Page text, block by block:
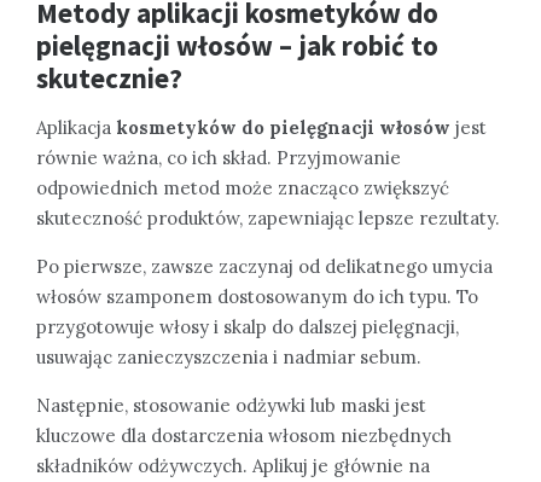
Metody aplikacji kosmetyków do
pielęgnacji włosów – jak robić to
skutecznie?
Aplikacja kosmetyków do pielęgnacji włosów jest
równie ważna, co ich skład. Przyjmowanie
odpowiednich metod może znacząco zwiększyć
skuteczność produktów, zapewniając lepsze rezultaty.
Po pierwsze, zawsze zaczynaj od delikatnego umycia
włosów szamponem dostosowanym do ich typu. To
przygotowuje włosy i skalp do dalszej pielęgnacji,
usuwając zanieczyszczenia i nadmiar sebum.
Następnie, stosowanie odżywki lub maski jest
kluczowe dla dostarczenia włosom niezbędnych
składników odżywczych. Aplikuj je głównie na